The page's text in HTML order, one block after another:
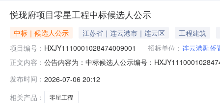
悦珑府项目零星工程中标候选人公示
中标｜候选人公示 江苏省｜连云港市｜连云区
工程建筑
项目编号： HXJY1110001028474009001 招标单位： 连云港融侨
正文内容： 公告内容为：中标候选人公示编号：
准：合格。项目负责人（项目经理）：吴建兵。工期：
标候选人名称：连云
发布时间： 2026-07-06 20:12
相关产品：
零星工程